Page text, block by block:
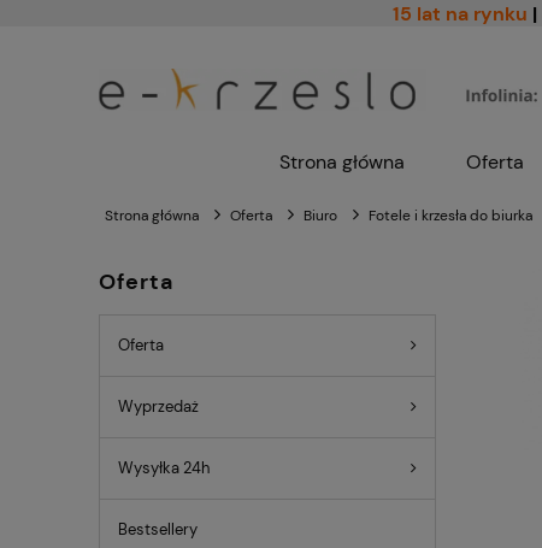
15 lat na rynku |
Strona główna Oferta
Strona główna Oferta Biuro Fotele i krzesła do biurka
Oferta
Oferta
Wyprzedaż
Wysyłka 24h
Bestsellery